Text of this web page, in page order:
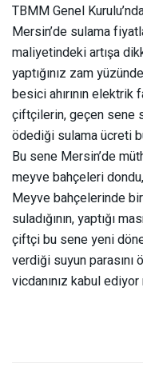
TBMM Genel
Mersin’de sulama
maliyetindeki artışa
yaptığınız zam
besici ahırının elektrik
çiftçilerin, geçen sene
ödediği sulama ücreti
Bu sene Mersin’de
meyve bahçeleri
Meyve bahçelerinde
suladığının, yaptığı
çiftçi bu sene yeni
verdiği suyun parasını
vicdanınız kabul